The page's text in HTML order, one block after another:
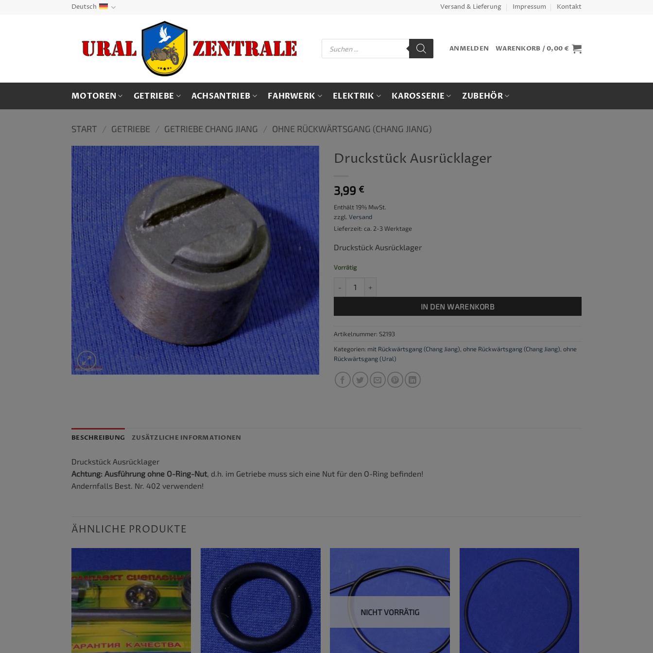
Deutsch Versand & Lieferung Impressum Kontakt
Products
search
ANMELDEN WARENKORB /0,00 €
MOTOREN GETRIEBE ACHSANTRIEB FAHRWERK ELEKTRIK KAROSSERIE ZUBEHÖR
START / GETRIEBE / GETRIEBE CHANG JIANG / OHNE RÜCKWÄRTSGANG (CHANG JIANG)
Druckstück Ausrücklager
3,99 €
Enthält 19% MwSt.
zzgl. Versand
Lieferzeit: ca. 2-3 Werktage
Druckstück Ausrücklager
Vorrätig
IN DEN WARENKORB
Artikelnummer: S2193
Kategorien: mit Rückwärtsgang (Chang Jiang), ohne Rückwärtsgang (Chang Jiang), ohne
Rückwärtsgang (Ural)
BESCHREIBUNG ZUSÄTZLICHE INFORMATIONEN
Druckstück Ausrücklager
Achtung: Ausführung ohne O-Ring-Nut, d.h. im Getriebe muss sich eine Nut für den O-Ring befinden!
Andernfalls Best. Nr. 402 verwenden!
ÄHNLICHE PRODUKTE
NICHT VORRÄTIG